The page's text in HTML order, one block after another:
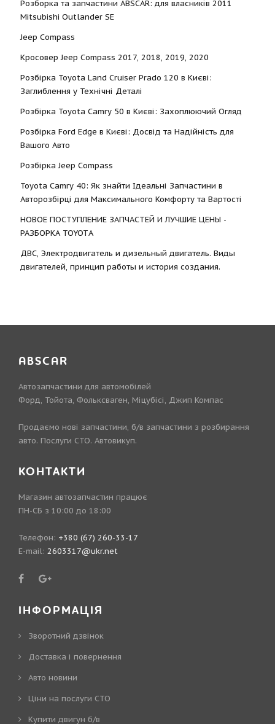
Розборка та запчастини ABSCAR: для власників 2011
Mitsubishi Outlander SE
Jeep Compass
Кросовер Jeep Compass 2017, 2018, 2019, 2020
Розбірка Toyota Land Cruiser Prado 120 в Києві:
Заглиблення у Технічні Деталі
Розбірка Toyota Camry 50 в Києві: Захоплюючий Огляд
Розбірка Ford Edge в Києві: Досвід та Надійність для
Вашого Авто
Розбірка Jeep Compass
Toyota Camry 40: Як знайти Ідеальні Запчастини в
Авторозбірці для Максимального Комфорту та Вартості
НОВОЕ ПОСТУПЛЕНИЕ ЗАПЧАСТЕЙ И ЛУЧШИЕ ЦЕНЫ -
РАЗБОРКА TOYOTА
ДВС, Электродвигатель и дизельный двигатель. Виды
двигателей, принцип работы и история создания.
ABSCAR
Автозапчастини для автомобілей
Форд, Тойота, Фольксваген, Міцубісі, Джип Компас
Продаємо нові запчастини, б/в запчастини з розбирання
авто. Послуги СТО. Автовикуп.
КОНТАКТИ
Магазин автозапчастин працює
ПН-СБ з 10:00 до 18:00
Телефон: +380 (67) 260-33-17
E-mail: 2603317@ukr.net
ІНФОРМАЦІЯ
Зворотний дзвінок
Доставка і повернення
Авто новини
Ціни на послуги СТО
Купити двигун б/в